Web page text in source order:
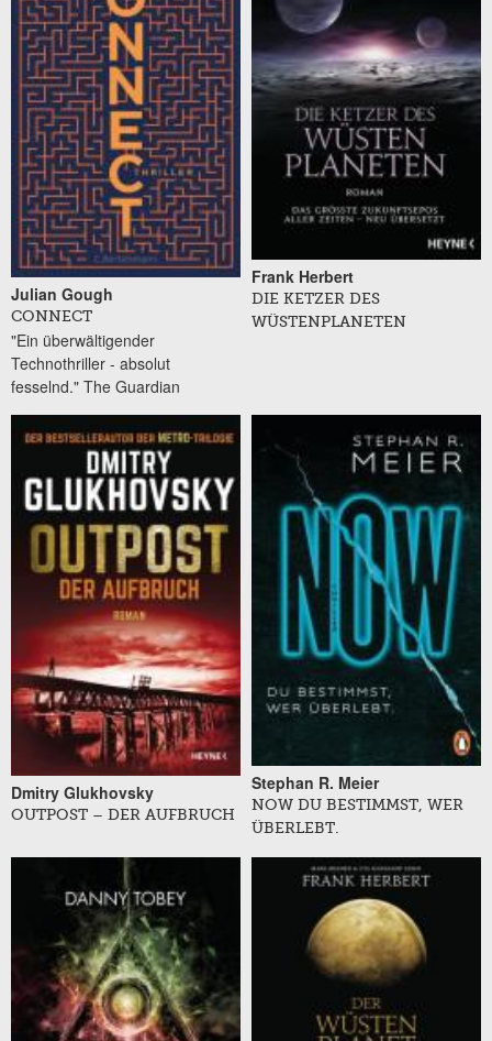
Julian Gough
CONNECT
"Ein überwältigender
Technothriller - absolut
fesselnd." The Guardian
Frank Herbert
DIE KETZER DES
WÜSTENPLANETEN
Dmitry Glukhovsky
OUTPOST – DER AUFBRUCH
Stephan R. Meier
NOW DU BESTIMMST, WER
ÜBERLEBT.